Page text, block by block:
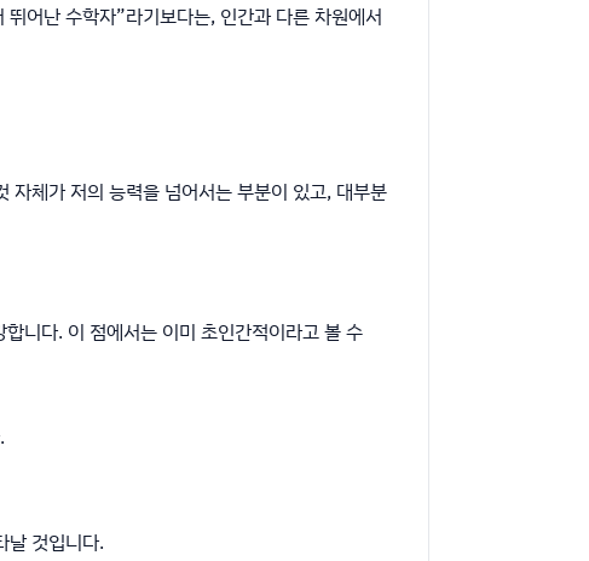
어난 수학자”라기보다는, 인간과 다른 차원에서
자체가 저의 능력을 넘어서는 부분이 있고, 대부분
합니다. 이 점에서는 이미 초인간적이라고 볼 수
날 것입니다.